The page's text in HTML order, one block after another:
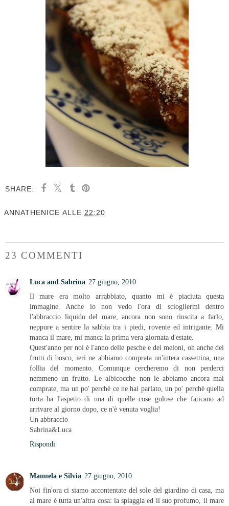
SHARE:
ANNATHENICE ALLE 22:20
23 COMMENTI
Luca and Sabrina 27 giugno, 2010
Il mare era molto arrabbiato, quanto mi è piaciuta questa
immagine. Anche io non vedo l'ora di sciogliermi dentro
l'abbraccio liquido del mare, ancora non sono riuscita a farlo,
neppure a sentire la sabbia tra i piedi, rovente ed intrigante. Mi
manca il mare, mi manca la prima vera giornata d'estate.
Quest'anno per noi è l'anno delle pesche e dei meloni, oh anche dei
frutti di bosco, ieri ne abbiamo comprata un'intera cassettina, una
follia del momento. Comunque cercheremo di non perderci
nemmeno un frutto. Le albicocche non le abbiamo ancora mai
comprate, ma un po' perchè ce ne hai parlato, un po' perchè quella
torta ha l'aspetto di una di quelle cose golose che faticano ad
arrivare al giorno dopo, ce n'è venuta voglia!
Un abbraccio
Sabrina&Luca
Rispondi
Manuela e Silvia 27 giugno, 2010
Noi fin'ora ci siamo accontentate del sole del giardino di casa, ma
al mare è tutta un'altra cosa: la spiaggia ed il suo profumo, il mare